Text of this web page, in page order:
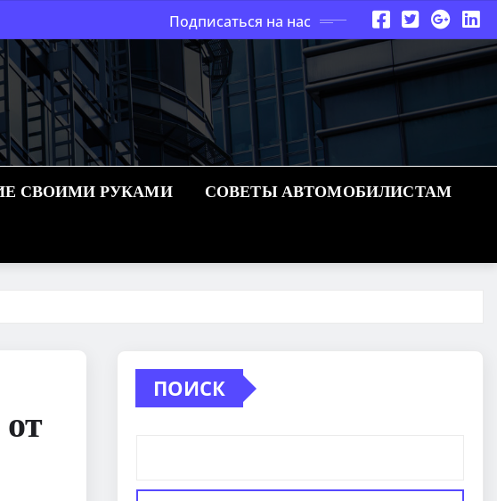
Подписаться на нас
СВОИМИ РУКАМИ СОВЕТЫ АВТОМОБИЛИСТАМ
ПОИСК